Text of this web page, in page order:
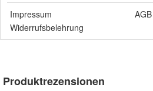
Impressum
AGB
Widerrufsbelehrung
Produktrezensionen